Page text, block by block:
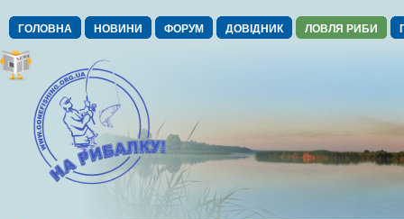
ГОЛОВНА НОВИНИ ФОРУМ ДОВІДНИК ЛОВЛЯ РИБИ